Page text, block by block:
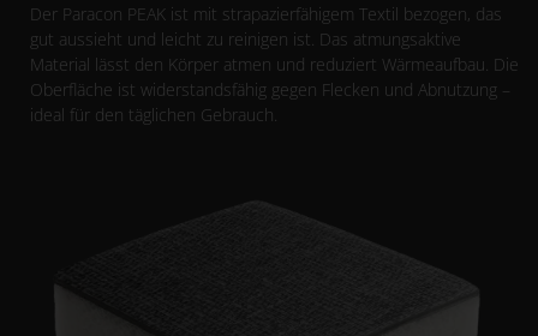
Der Paracon PEAK ist mit strapazierfähigem Textil bezogen, das
gut aussieht und leicht zu reinigen ist. Das atmungsaktive
Material lässt den Körper atmen und reduziert Wärmeaufbau. Die
Oberfläche ist widerstandsfähig gegen Flecken und Abnutzung –
ideal für den täglichen Gebrauch.